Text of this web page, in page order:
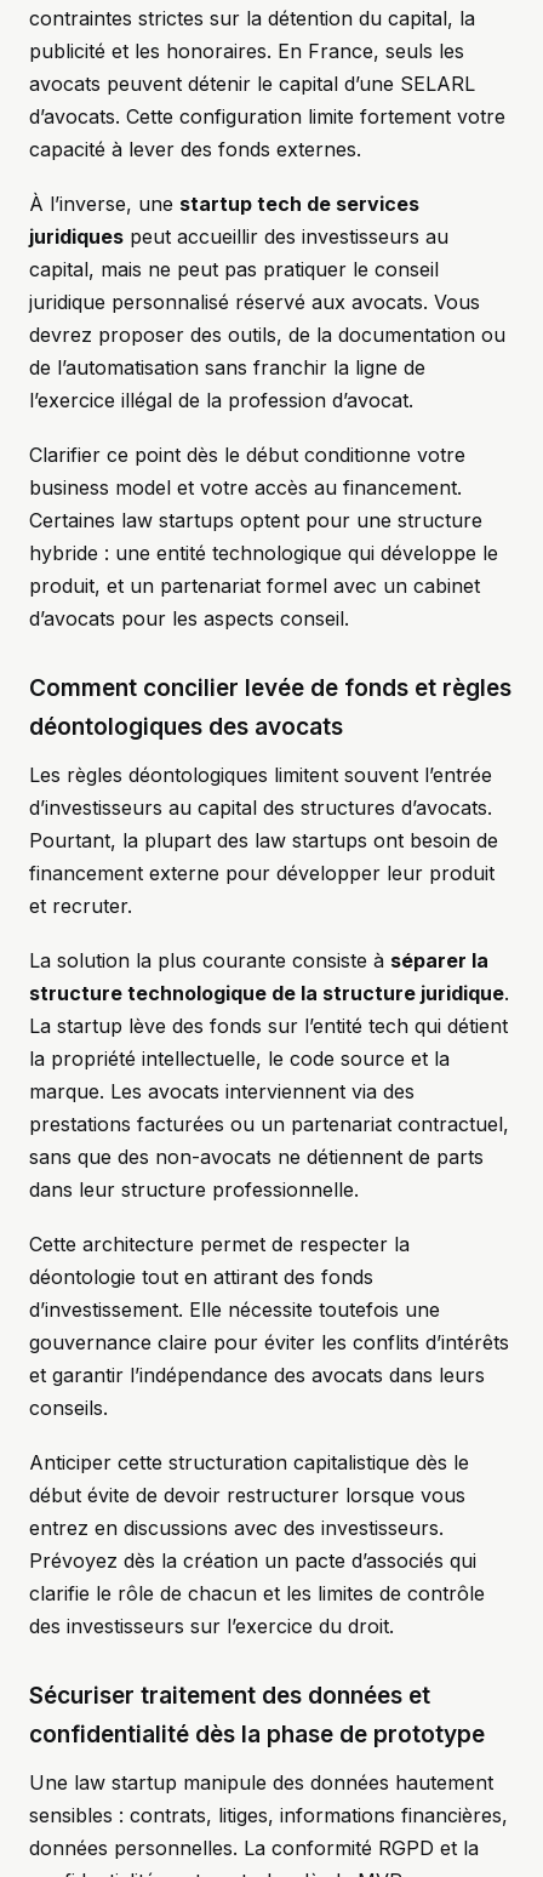
contraintes strictes sur la détention du capital, la
publicité et les honoraires. En France, seuls les
avocats peuvent détenir le capital d’une SELARL
d’avocats. Cette configuration limite fortement votre
capacité à lever des fonds externes.
À l’inverse, une startup tech de services
juridiques peut accueillir des investisseurs au
capital, mais ne peut pas pratiquer le conseil
juridique personnalisé réservé aux avocats. Vous
devrez proposer des outils, de la documentation ou
de l’automatisation sans franchir la ligne de
l’exercice illégal de la profession d’avocat.
Clarifier ce point dès le début conditionne votre
business model et votre accès au financement.
Certaines law startups optent pour une structure
hybride : une entité technologique qui développe le
produit, et un partenariat formel avec un cabinet
d’avocats pour les aspects conseil.
Comment concilier levée de fonds et règles
déontologiques des avocats
Les règles déontologiques limitent souvent l’entrée
d’investisseurs au capital des structures d’avocats.
Pourtant, la plupart des law startups ont besoin de
financement externe pour développer leur produit
et recruter.
La solution la plus courante consiste à séparer la
structure technologique de la structure juridique.
La startup lève des fonds sur l’entité tech qui détient
la propriété intellectuelle, le code source et la
marque. Les avocats interviennent via des
prestations facturées ou un partenariat contractuel,
sans que des non-avocats ne détiennent de parts
dans leur structure professionnelle.
Cette architecture permet de respecter la
déontologie tout en attirant des fonds
d’investissement. Elle nécessite toutefois une
gouvernance claire pour éviter les conflits d’intérêts
et garantir l’indépendance des avocats dans leurs
conseils.
Anticiper cette structuration capitalistique dès le
début évite de devoir restructurer lorsque vous
entrez en discussions avec des investisseurs.
Prévoyez dès la création un pacte d’associés qui
clarifie le rôle de chacun et les limites de contrôle
des investisseurs sur l’exercice du droit.
Sécuriser traitement des données et
confidentialité dès la phase de prototype
Une law startup manipule des données hautement
sensibles : contrats, litiges, informations financières,
données personnelles. La conformité RGPD et la